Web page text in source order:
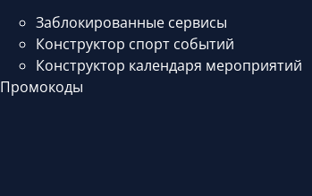
Заблокированные сервисы
Конструктор спорт событий
Конструктор календаря мероприятий
Промокоды